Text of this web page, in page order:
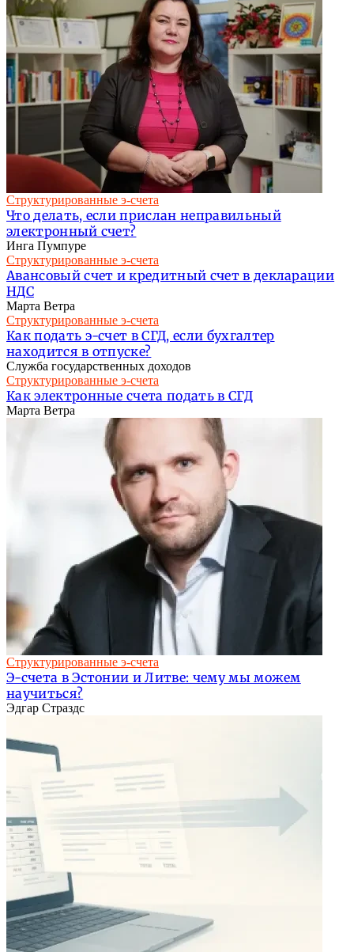
Структурированные э-счета
Что делать, если прислан неправильный
электронный счет?
Инга Пумпуре
Структурированные э-счета
Авансовый счет и кредитный счет в декларации
НДС
Марта Ветра
Структурированные э-счета
Как подать э-счет в СГД, если бухгалтер
находится в отпуске?
Служба государственных доходов
Структурированные э-счета
Как электронные счета подать в СГД
Марта Ветра
Структурированные э-счета
Э-счета в Эстонии и Литве: чему мы можем
научиться?
Эдгар Страздс